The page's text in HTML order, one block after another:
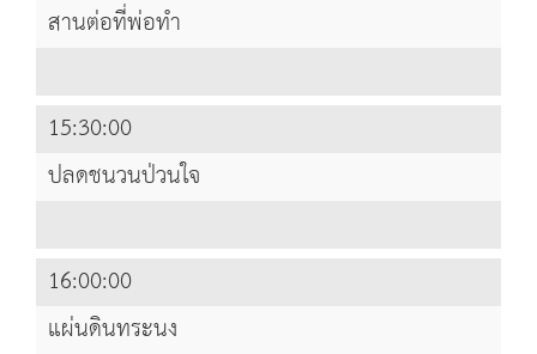
สานต่อที่พ่อทำ
15:30:00
ปลดชนวนป่วนใจ
16:00:00
แผ่นดินทระนง